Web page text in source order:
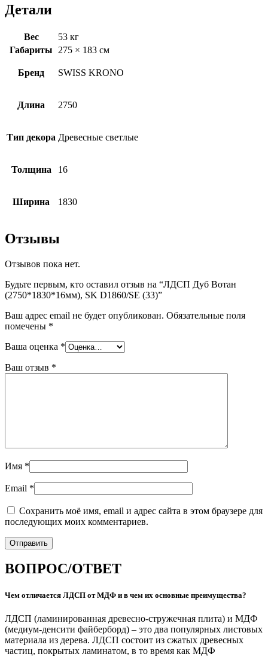
Детали
Вес
53 кг
Габариты
275 × 183 см
Бренд SWISS KRONO
Длина 2750
Тип декора Древесные светлые
Толщина 16
Ширина 1830
Отзывы
Отзывов пока нет.
Будьте первым, кто оставил отзыв на “ЛДСП Дуб Вотан
(2750*1830*16мм), SK D1860/SE (33)”
Ваш адрес email не будет опубликован. Обязательные поля
помечены *
Ваша оценка *
Ваш отзыв *
Имя *
Email *
Сохранить моё имя, email и адрес сайта в этом браузере для
последующих моих комментариев.
ВОПРОС/ОТВЕТ
Чем отличается ЛДСП от МДФ и в чем их основные преимущества?
ЛДСП (ламинированная древесно-стружечная плита) и МДФ
(медиум-денсити файберборд) – это два популярных листовых
материала из дерева. ЛДСП состоит из сжатых древесных
частиц, покрытых ламинатом, в то время как МДФ